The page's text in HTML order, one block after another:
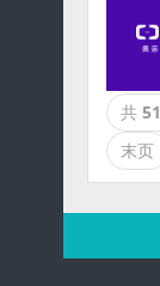
共 51
末页